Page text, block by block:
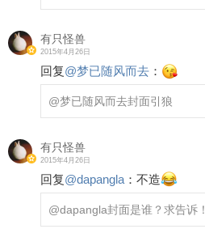
有只怪兽
2015年4月26日
回复@梦已随风而去 ：
@梦已随风而去封面引狼
有只怪兽
2015年4月26日
回复@dapangla ： 不造
@dapangla封面是谁？求告诉！